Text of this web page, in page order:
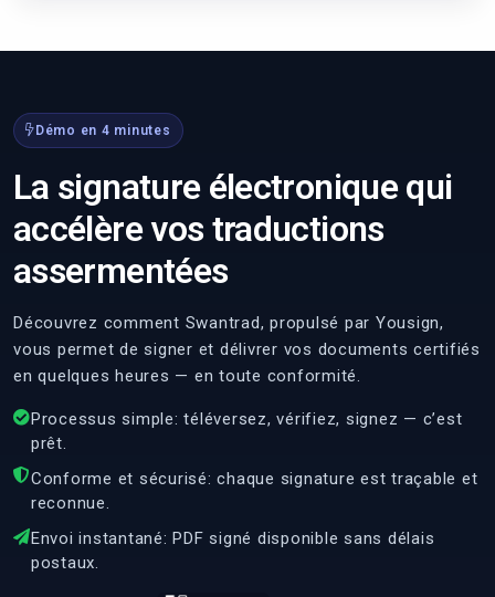
Démo en 4 minutes
La signature électronique qui
accélère vos traductions
assermentées
Découvrez comment Swantrad, propulsé par Yousign,
vous permet de signer et délivrer vos documents certifiés
en quelques heures — en toute conformité.
Processus simple: téléversez, vérifiez, signez — c’est
prêt.
Conforme et sécurisé: chaque signature est traçable et
reconnue.
Envoi instantané: PDF signé disponible sans délais
postaux.